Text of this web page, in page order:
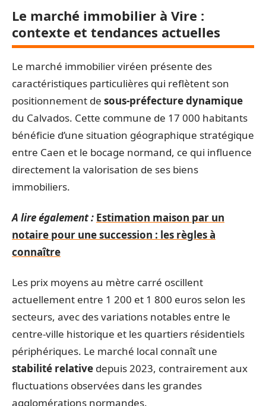
Le marché immobilier à Vire :
contexte et tendances actuelles
Le marché immobilier viréen présente des
caractéristiques particulières qui reflètent son
positionnement de sous-préfecture dynamique
du Calvados. Cette commune de 17 000 habitants
bénéficie d’une situation géographique stratégique
entre Caen et le bocage normand, ce qui influence
directement la valorisation de ses biens
immobiliers.
A lire également : Estimation maison par un
notaire pour une succession : les règles à
connaître
Les prix moyens au mètre carré oscillent
actuellement entre 1 200 et 1 800 euros selon les
secteurs, avec des variations notables entre le
centre-ville historique et les quartiers résidentiels
périphériques. Le marché local connaît une
stabilité relative depuis 2023, contrairement aux
fluctuations observées dans les grandes
agglomérations normandes.